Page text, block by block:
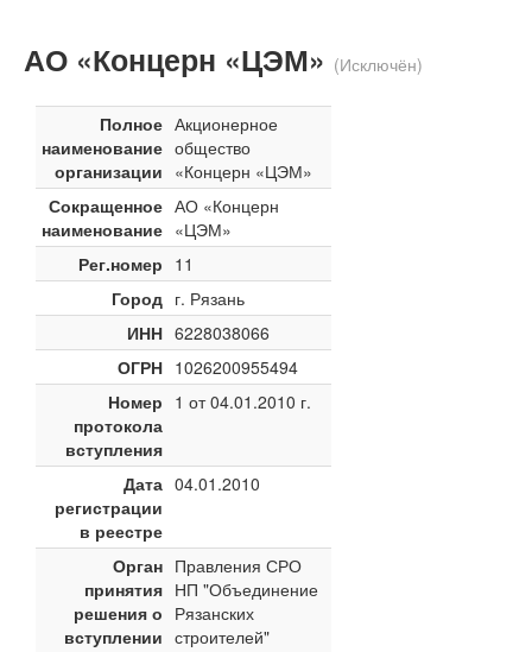
АО «Концерн «ЦЭМ» (Исключён)
Полное
наименование
организации
Акционерное
общество
«Концерн «ЦЭМ»
Сокращенное
наименование
АО «Концерн
«ЦЭМ»
Рег.номер 11
Город г. Рязань
ИНН 6228038066
ОГРН 1026200955494
Номер
протокола
вступления
1 от 04.01.2010 г.
Дата
регистрации
в реестре
04.01.2010
Орган
принятия
решения о
вступлении
Правления СРО
НП "Объединение
Рязанских
строителей"